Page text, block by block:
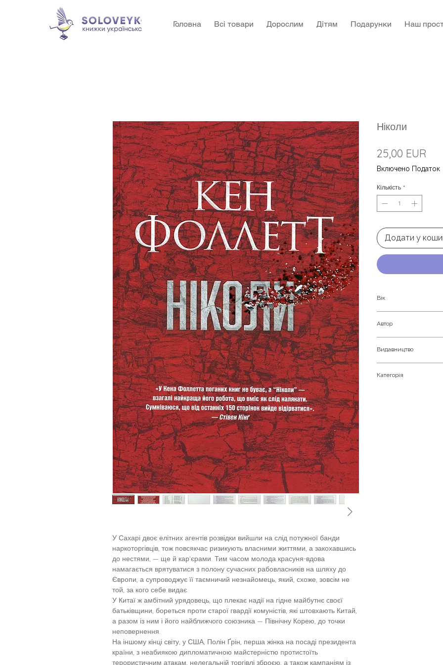
Головна Всі товари Дорослим Дітям Подарунки Наш
У Сахарі двоє елітних агентів розвідки вийшли на слід потужної банди
наркоторгівців, тож повсякчас ризикують власними життями, а закохавшись
до нестями, — ще й кар’єрами. Тим часом молода красуня-вдова
намагається врятуватися з полону сучасних рабовласників на шляху до
Європи, а супроводжує її таємничий незнайомець, який, схоже, зовсім не
той, за кого себе видає.
У Китаї ж амбітний урядовець, що плекає надії на гідне майбутнє своєї
батьківщини, бореться проти старої гвардії комуністів, які штовхають Китай,
а разом із ним і його найближчого союзника — Північну Корею, до точки
неповернення.
На іншому кінці світу, у США, Полін Ґрін, перша жінка на посаді президента
країни, з неабиякою дипломатичною майстерністю протистоїть
терористичним атакам, нелегальній торгівлі зброєю, а також кампаніям із
Ніколи
25,00 EUR
Включено Податок
Кількість *
Додати у
Вік
Автор
Видавництво
Категорія